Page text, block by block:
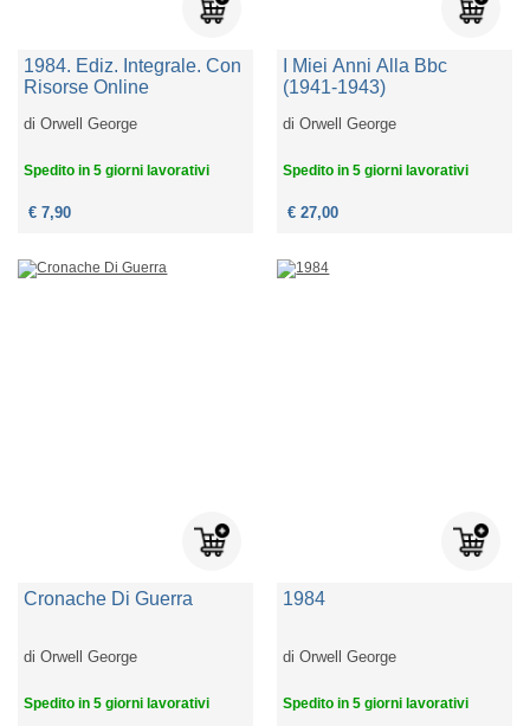
1984. Ediz. Integrale. Con
Risorse Online
diOrwell George
Spedito in 5 giorni lavorativi
€ 7,90
I Miei Anni Alla Bbc
(1941-1943)
diOrwell George
Spedito in 5 giorni lavorativi
€ 27,00
Cronache Di Guerra
diOrwell George
Spedito in 5 giorni lavorativi
1984
diOrwell George
Spedito in 5 giorni lavorativi